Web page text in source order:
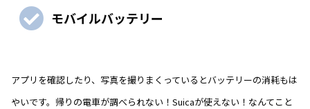
モバイルバッテリー
アプリを確認したり、写真を撮りまくっているとバッテリーの消耗もは
やいです。帰りの電車が調べられない！Suicaが使えない！なんてこと